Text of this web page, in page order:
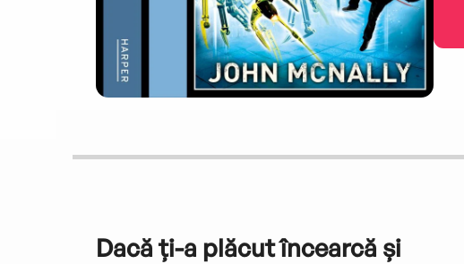
Dacă ți-a plăcut încearcă și